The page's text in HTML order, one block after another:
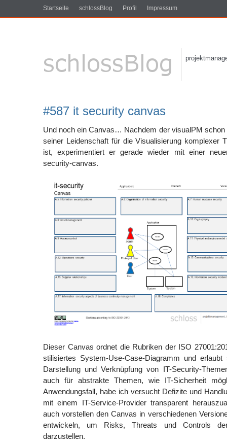
Startseite schlossBlog Profil Impressum
#587 it security canvas
Und noch ein Canvas… Nachdem der visualPM
seiner Leidenschaft für die Visualisierung komplexer
ist, experimentiert er gerade wieder mit einer
security-canvas.
Dieser Canvas ordnet die Rubriken der ISO
stilisiertes System-Use-Case-Diagramm und
Darstellung und Verknüpfung von IT-Security-
auch für abstrakte Themen, wie IT-Sicherheit
Anwendungsfall, habe ich versucht Defizite und
mit einem IT-Service-Provider transparent
auch vorstellen den Canvas in verschiedenen
entwickeln, um Risks, Threats und Controls
darzustellen.